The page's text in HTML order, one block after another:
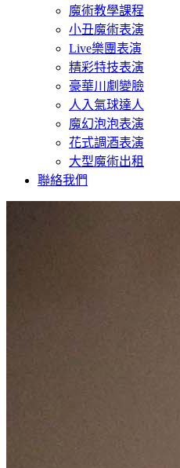
魔術教學課程
小丑魔術表演
Live樂團表演
精彩特技表演
豪華川劇變臉
人入氣球達人
魔幻泡泡表演
花式調酒表演
大型魔術出租
聯絡我們